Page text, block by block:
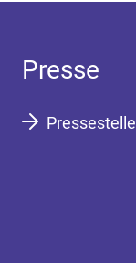
Presse
Pressestelle